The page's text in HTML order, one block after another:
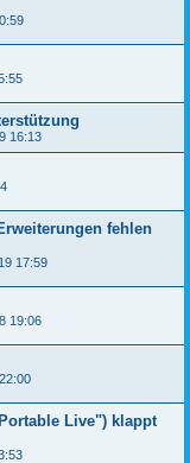
16:13
fehlen
17:59
19:06
Live") klappt